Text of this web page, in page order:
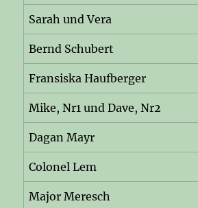
Sarah und Vera
Bernd Schubert
Fransiska Haufberger
Mike, Nr1 und Dave, Nr2
Dagan Mayr
Colonel Lem
Major Meresch